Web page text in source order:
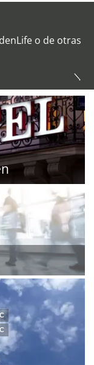
o de otras